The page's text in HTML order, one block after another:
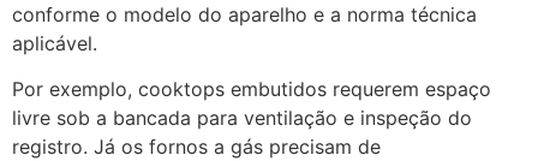
conforme o modelo do aparelho e a norma técnica
aplicável.
Por exemplo, cooktops embutidos requerem espaço
livre sob a bancada para ventilação e inspeção do
registro. Já os fornos a gás precisam de